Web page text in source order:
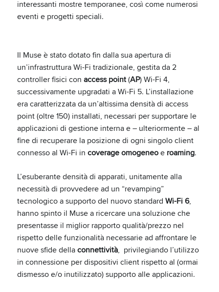
interessanti mostre temporanee, così come numerosi
eventi e progetti speciali.
Il Muse è stato dotato fin dalla sua apertura di
un’infrastruttura Wi-Fi tradizionale, gestita da 2
controller fisici con access point(AP) Wi-Fi 4,
successivamente upgradati a Wi-Fi 5. L’installazione
era caratterizzata da un’altissima densità di access
point (oltre 150) installati, necessari per supportare le
applicazioni di gestione interna e – ulteriormente – al
fine di recuperare la posizione di ogni singolo client
connesso al Wi-Fi in coverage omogeneoe roaming.
L’esuberante densità di apparati, unitamente alla
necessità di provvedere ad un “revamping”
tecnologico a supporto del nuovo standard Wi-Fi 6,
hanno spinto il Muse a ricercare una soluzione che
presentasse il miglior rapporto qualità/prezzo nel
rispetto delle funzionalità necessarie ad affrontare le
nuove sfide dellaconnettività, privilegiando l’utilizzo
in connessione per dispositivi client rispetto al (ormai
dismesso e/o inutilizzato) supporto alle applicazioni.